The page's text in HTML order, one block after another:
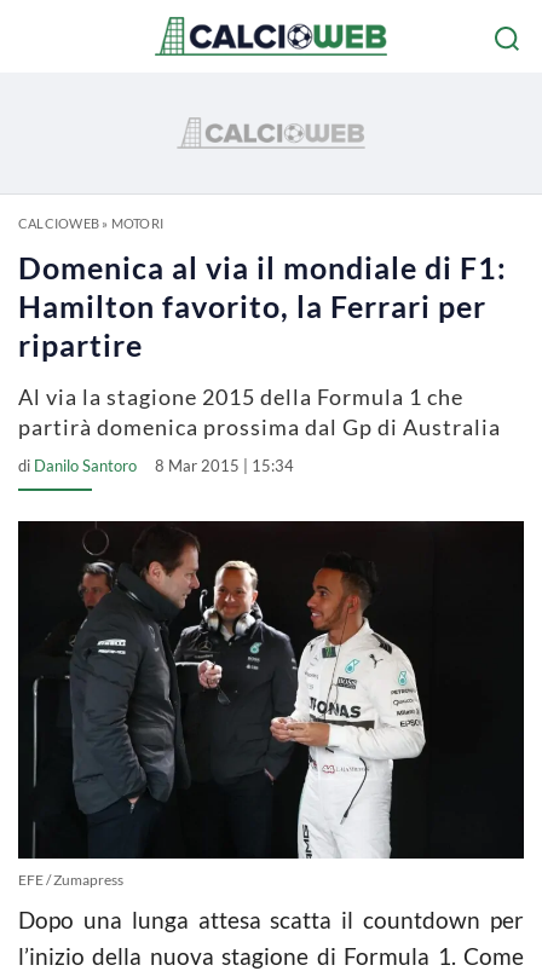
CALCIOWEB» MOTORI
Domenica al via il mondiale di F1:
Hamilton favorito, la Ferrari per
ripartire
Al via la stagione 2015 della Formula 1 che
partirà domenica prossima dal Gp di Australia
di Danilo Santoro 8 Mar 2015 | 15:34
EFE / Zumapress
Dopo una lunga attesa scatta il countdown per
l’inizio della nuova stagione di Formula 1. Come